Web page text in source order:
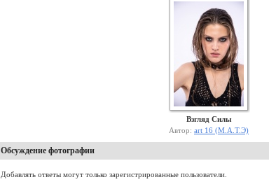
Взгляд Силы
Автор: art 16 (М.А.Т.Э)
Обсуждение фотографии
Добавлять ответы могут только зарегистрированные пользователи.